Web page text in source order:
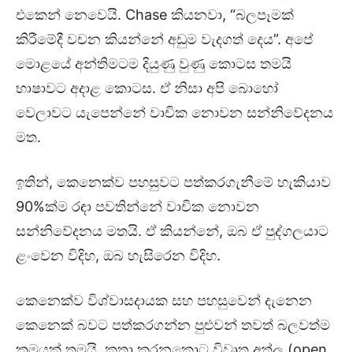
එකෙන් නෙවෙයි. Chase කියනවා, “බලපෑමක්
කිරීමේදී වචන කියන්නේ අඩුම වැදගත් දෙය”. අපේ
මොළයේ අන්තිමටම දියුණු වුණු කොටස තමයි
භාෂාවට අදාළ කොටස. ඒ නිසා අපි බොහෝ
වෙලාවට යැපෙන්නේ වාචික නොවන සන්නිවේදනය
මත.
ඉතින්, කෙනෙක්ව පහසුවට පත්කරගැනීමේ හැකියාව
90%ක්ම රඳා පවතින්නේ වාචික නොවන
සන්නිවේදනය මතයි. ඒ කියන්නේ, ඔබ ඒ පුද්ගලයාට
ළංවෙන විදිහ, ඔබ හැසිරෙන විදිහ.
කෙනෙක්ව විශ්වාසදායක සහ පහසුවෙන් දැනෙන
කෙනෙක් බවට පත්කරගන්න පුළුවන් තවත් බලවත්ම